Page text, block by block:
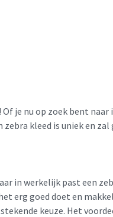
je nu op zoek bent
kleed is uniek en
in werkelijk past een
erg goed doet en
keuze. Het